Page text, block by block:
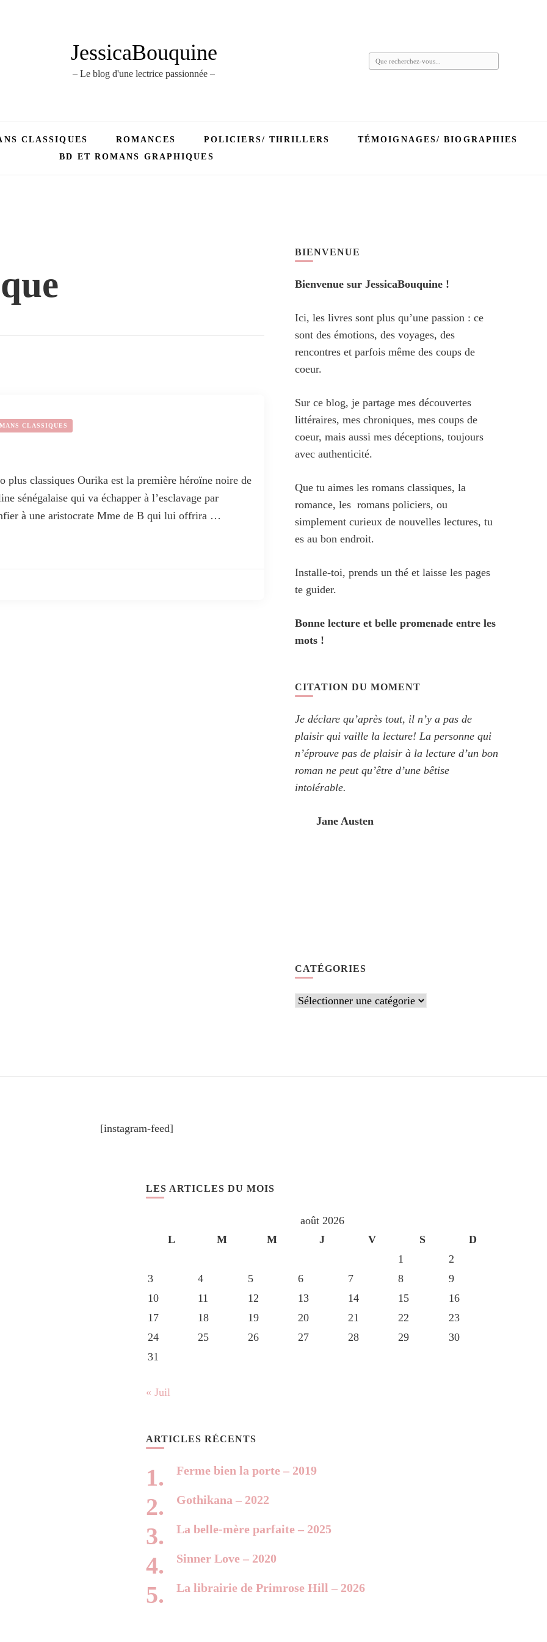
JessicaBouquine
– Le blog d'une lectrice passionnée –
Vous
CLASSIQUES ROMANCES POLICIERS/ THRILLERS
TÉMOIGNAGES/ BIOGRAPHIES
BD ET ROMANS GRAPHIQUES
CLASSIQUES
classiques Ourika est la première héroïne noire de
sénégalaise qui va échapper à l’esclavage par
à une aristocrate Mme de B qui lui offrira …
BIENVENUE
Bienvenue sur JessicaBouquine !
Ici, les livres sont plus qu’une passion : ce
sont des émotions, des voyages, des
rencontres et parfois même des coups de
coeur.
Sur ce blog, je partage mes découvertes
littéraires, mes chroniques, mes coups de
coeur, mais aussi mes déceptions, toujours
avec authenticité.
Que tu aimes les romans classiques, la
romance, les romans policiers, ou
simplement curieux de nouvelles lectures, tu
es au bon endroit.
Installe-toi, prends un thé et laisse les pages
te guider.
Bonne lecture et belle promenade entre les
mots !
CITATION DU MOMENT
Je déclare qu’après tout, il n’y a pas de
plaisir qui vaille la lecture! La personne qui
n’éprouve pas de plaisir à la lecture d’un bon
roman ne peut qu’être d’une bêtise
intolérable.
Jane Austen
CATÉGORIES
Catégories
[instagram-feed]
LES ARTICLES DU MOIS
août 2026
L
M M J V S
D
1
2
3
4 5 6 7 8
9
10
11 12 13 14 15
16
17
18 19 20 21 22
23
24
25 26 27 28 29
30
31
« Juil
ARTICLES RÉCENTS
Ferme bien la porte – 2019
Gothikana – 2022
La belle-mère parfaite – 2025
Sinner Love – 2020
La librairie de Primrose Hill – 2026